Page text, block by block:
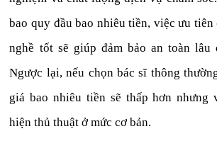
bao quy đầu bao nhiêu tiền, việc ưu
nghề tốt sẽ giúp đảm bảo an toàn lâu
Ngược lại, nếu chọn bác sĩ thông
giá bao nhiêu tiền sẽ thấp hơn nhưng
hiện thủ thuật ở mức cơ bản.